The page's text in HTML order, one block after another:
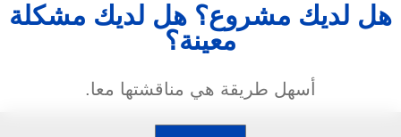
هل لديك مشروع؟ هل لديك مشكلة
معينة؟
أسهل طريقة هي مناقشتها معا.